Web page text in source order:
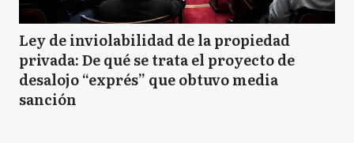
R Rauch
SC San Cayetano
Ley de inviolabilidad de la propiedad
privada: De qué se trata el proyecto de
desalojo “exprés” que obtuvo media
sanción